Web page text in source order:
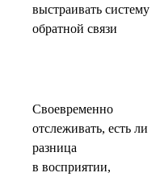
выстраивать систему
обратной связи
Своевременно
отслеживать, есть ли
разница
в восприятии,